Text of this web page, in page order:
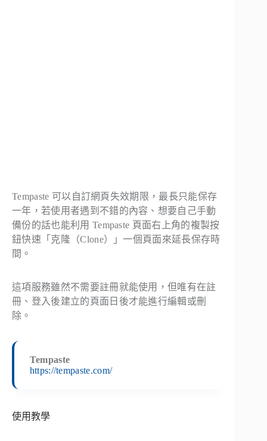
Tempaste 可以自訂網頁失效期限，最長只能保存
一年，若使用者遇到不錯的內容、想要自己手動
備份的話也能利用 Tempaste 頁面右上角的複製按
鈕快速「克隆（Clone）」一個頁面來延長保存時
間。
這項服務雖然不需要註冊就能使用，但唯有在註
冊、登入後建立的頁面日後才能進行編輯或刪
除。
Tempaste
https://tempaste.com/
使用教學